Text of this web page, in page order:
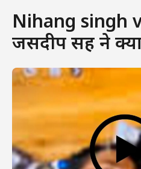
Nihang singh
जसदीप सिंह ने